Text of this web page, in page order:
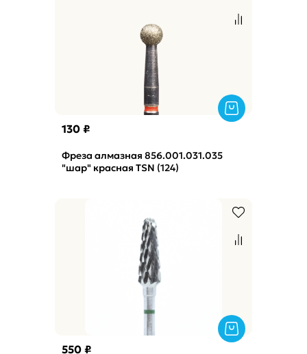
130 ₽
Фреза алмазная 856.001.031.035
"шар" красная TSN (124)
550 ₽